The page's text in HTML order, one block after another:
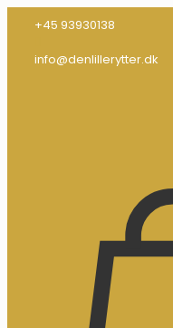
+45 93930138
info@denlillerytter.dk